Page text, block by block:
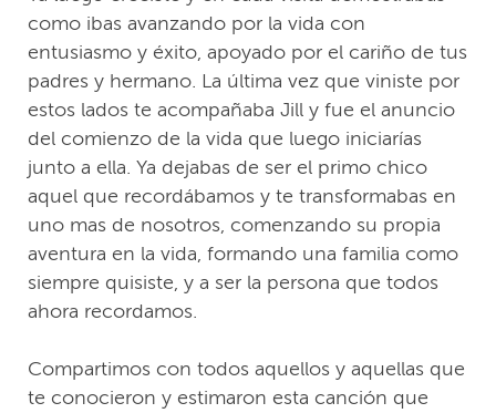
como ibas avanzando por la vida con
entusiasmo y éxito, apoyado por el cariño de tus
padres y hermano. La última vez que viniste por
estos lados te acompañaba Jill y fue el anuncio
del comienzo de la vida que luego iniciarías
junto a ella. Ya dejabas de ser el primo chico
aquel que recordábamos y te transformabas en
uno mas de nosotros, comenzando su propia
aventura en la vida, formando una familia como
siempre quisiste, y a ser la persona que todos
ahora recordamos.
Compartimos con todos aquellos y aquellas que
te conocieron y estimaron esta canción que